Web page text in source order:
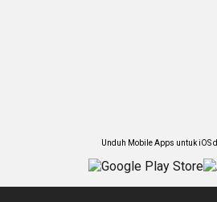
Unduh Mobile Apps untuk iOS